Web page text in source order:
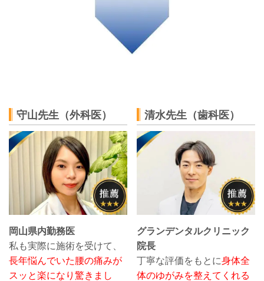
守山先生（外科医）
岡山県内勤務医
私も実際に施術を受けて、
長年悩んでいた腰の痛みが
スッと楽になり驚きまし
清水先生（歯科医）
グランデンタルクリニック
院長
丁寧な評価をもとに身体全
体のゆがみを整えてくれる